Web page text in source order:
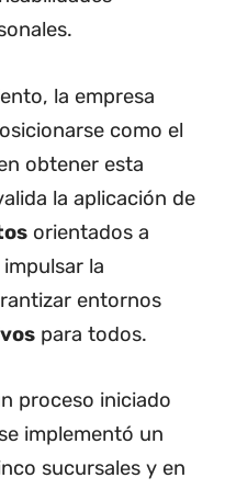
la empresa
como el
obtener esta
la aplicación de
orientados a
la
entornos
para todos.
proceso iniciado
implementó un
sucursales y en